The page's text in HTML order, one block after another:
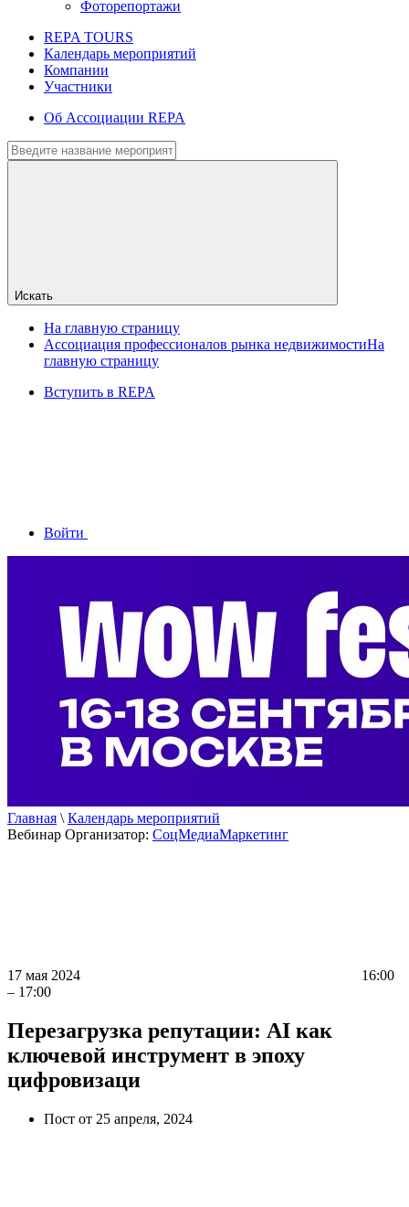
Фоторепортажи
REPA TOURS
Календарь мероприятий
Компании
Участники
Об Ассоциации REPA
Искать
На главную страницу
Ассоциация профессионалов рынка недвижимостиНа
главную страницу
Вступить в REPA
Войти
Главная \ Календарь мероприятий
Вебинар Организатор: СоцМедиаМаркетинг
17 мая 2024
16:00
– 17:00
Перезагрузка репутации: AI как
ключевой инструмент в эпоху
цифровизаци
Пост от 25 апреля, 2024